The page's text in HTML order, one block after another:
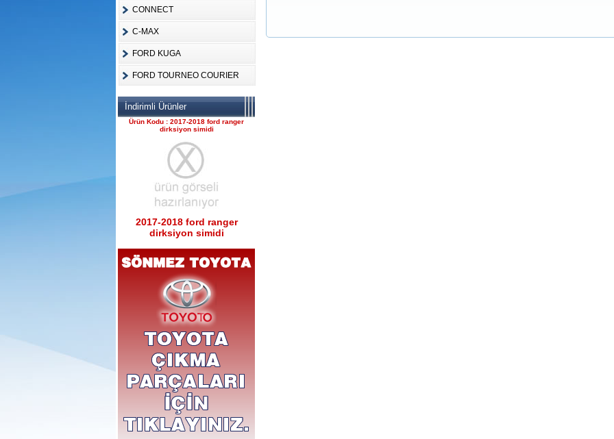
CONNECT
C-MAX
FORD KUGA
FORD TOURNEO COURIER
İndirimli Ürünler
komple motor
2017-2018 ford ranger 2.2
komple motor
Ürün Kodu : 2017-2018 ford ranger
dirksiyon simidi
2017-2018 ford ranger
dirksiyon simidi
sol tabla
2017-2018 ford ranger sağ
sol tabla
Ürün Kodu : 2017-2018 ford ranger arka